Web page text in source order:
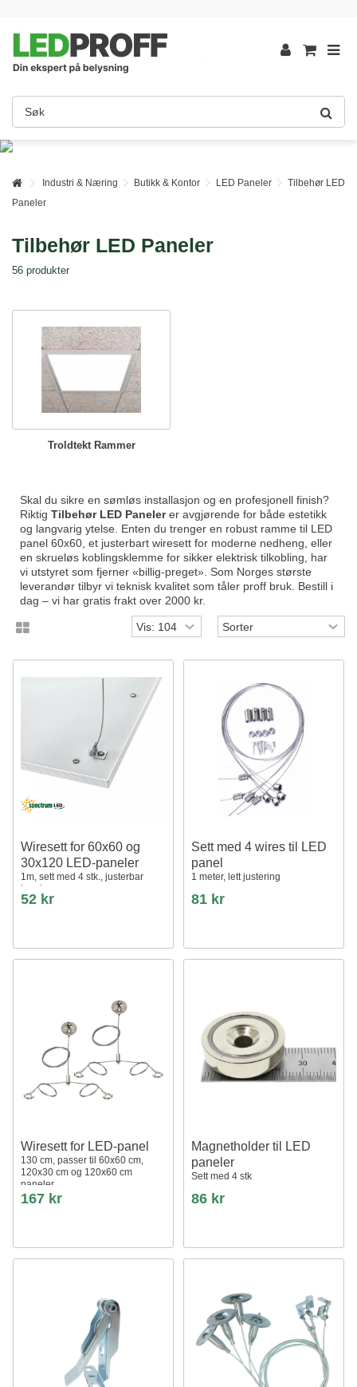
Industri & Næring Butikk & Kontor LED Paneler
Tilbehør LED
Paneler
Tilbehør LED Paneler
56 produkter
Troldtekt Rammer
Skal du sikre en sømløs installasjon og en profesjonell finish?
Riktig Tilbehør LED Panelerer avgjørende for både estetikk
og langvarig ytelse. Enten du trenger en robust ramme til LED
panel 60x60, et justerbart wiresett for moderne nedheng, eller
en skrueløs koblingsklemme for sikker elektrisk tilkobling, har
vi utstyret som fjerner «billig-preget». Som Norges største
leverandør tilbyr vi teknisk kvalitet som tåler proff bruk. Bestill i
dag – vi har gratis frakt over 2000 kr.
Wiresett for 60x60 og
30x120 LED-paneler
1m, sett med 4 stk., justerbar
høyde
52 kr
Sett med 4 wires til LED
panel
1 meter, lett justering
81 kr
Wiresett for LED-panel
130 cm, passer til 60x60 cm,
120x30 cm og 120x60 cm
paneler
167 kr
Magnetholder til LED
paneler
Sett med 4 stk
86 kr